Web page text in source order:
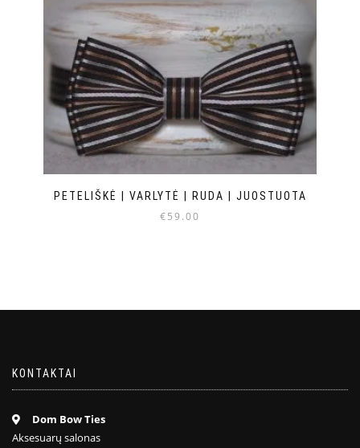
PETELIŠKĖ | VARLYTĖ | RUDA | JUOSTUOTA
€59.00
KONTAKTAI
Dom Bow Ties
Aksesuarų salonas